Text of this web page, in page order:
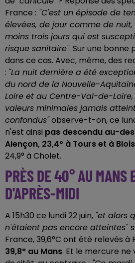
France : "C'est un épisode de
élevées, de jour comme de
moins trois jours qui est
risque sanitaire". Sur une bonne
dans ce cas. Avec, même, des
: "La nuit dernière a été
du nord de la Nouvelle-
Loire et au Centre-Val-de-
valeurs minimales jamais
confondus"observe-t-on, ce
n'est ainsi pas descendu au-
Alençon, 23,4° à Tours et à Blois
24,9° à Cholet.
PRÈS DE 40° AU MANS
D'APRÈS-MIDI
A 15h30 ce lundi 22 juin, "et alors
n'étaient pas encore atteintes"
France, 39,6°C ont été relevés à
39,8° au Mans. Et le mercure